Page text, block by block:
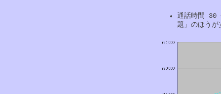
通話時間 30
題」のほうが